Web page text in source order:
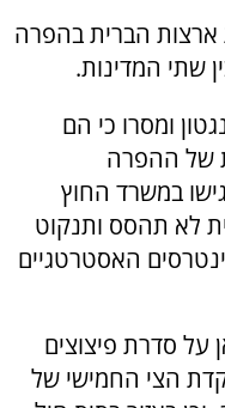
הברית בהפרה
שתי המדינות.
ומסרו כי הם
של ההפרה
במשרד החוץ
לא תהסס ותנקוט
האסטרטגיים
על סדרת פיצוצים
הצי החמישי של